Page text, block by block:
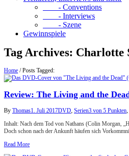
- Conventions
- Interviews
- Szene
Gewinnspiele
Tag Archives: Charlotte
Home /Posts Tagged:
Review: The Living and the
By Thomas1. Juli 2017DVD, Serien3 von 5 Punkten,
Inhalt: Nach dem Tod von Nathans (Colin Morgan,
Doch schon nach der Ankunft häufen sich
Read More